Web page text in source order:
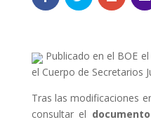
Publicado en el BOE el
el Cuerpo de Secretarios
Tras las modificaciones
consultar el